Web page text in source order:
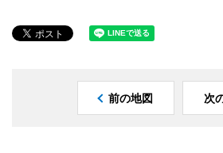
前の地図 次